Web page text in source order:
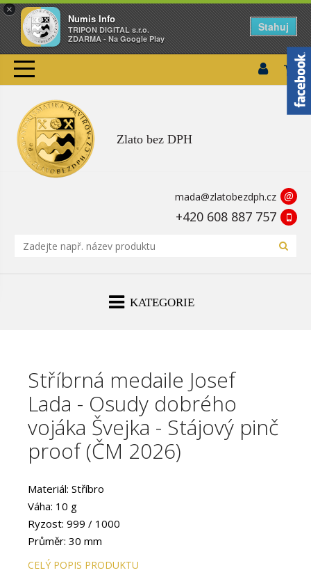
×
Numis Info
TRIPON DIGITAL s.r.o.
ZDARMA - Na Google Play
Stahuj
Zlato bez DPH
mada@zlatobezdph.cz @
+420 608 887 757
KATEGORIE
Stříbrná medaile Josef
Lada - Osudy dobrého
vojáka Švejka - Stájový pinč
proof (ČM 2026)
Materiál: Stříbro
Váha: 10 g
Ryzost: 999 / 1000
Průměr: 30 mm
CELÝ POPIS PRODUKTU